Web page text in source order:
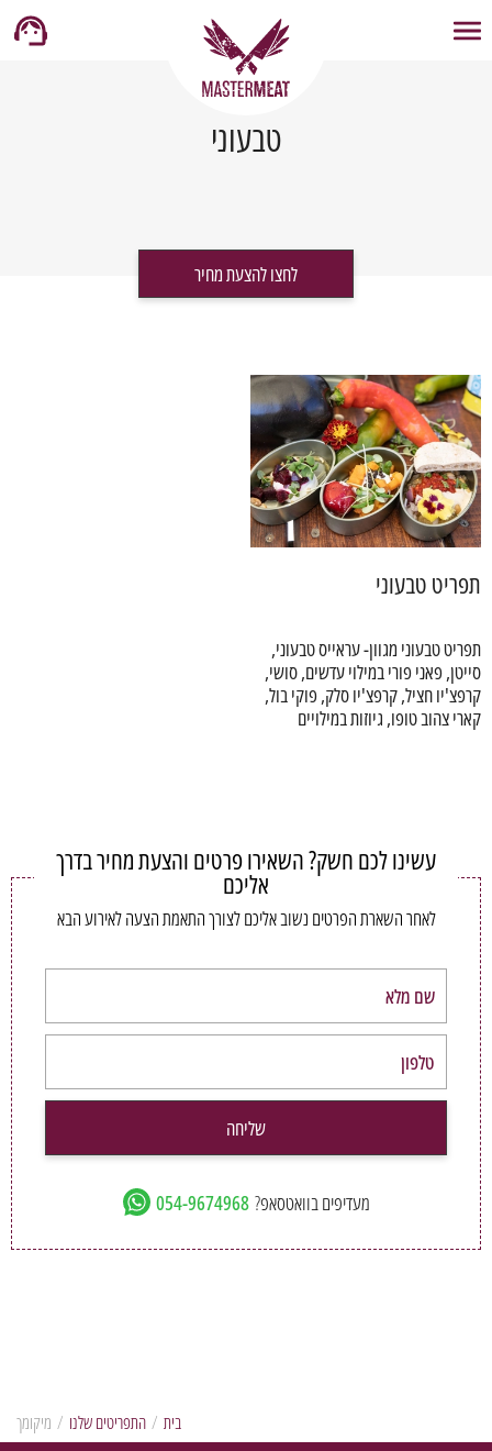
טבעוני
לחצו להצעת מחיר
תפריט טבעוני
תפריט טבעוני מגוון- עראייס טבעוני,
סייטן, פאני פורי במילוי עדשים, סושי,
קרפצ'יו חציל, קרפצ'יו סלק, פוקי בול,
קארי צהוב טופו, גיוזות במילויים
עשינו לכם חשק? השאירו פרטים והצעת מחיר בדרך
אליכם
לאחר השארת הפרטים נשוב אליכם לצורך התאמת הצעה לאירוע הבא
שליחה
מעדיפים בוואטסאפ? 054-9674968
בית / התפריטים שלנו / מיקומך